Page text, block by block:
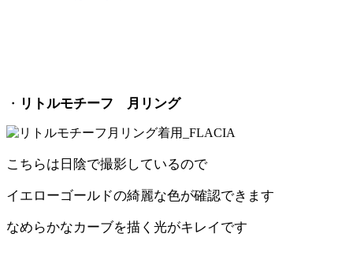
・ リトルモチーフ 月リング
こちらは日陰で撮影しているので
イエローゴールドの綺麗な色が確認できます
なめらかなカーブを描く光がキレイです